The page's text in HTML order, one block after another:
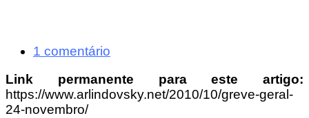
1 comentário
Link permanente para este artigo:
https://www.arlindovsky.net/2010/10/greve-geral-
24-novembro/